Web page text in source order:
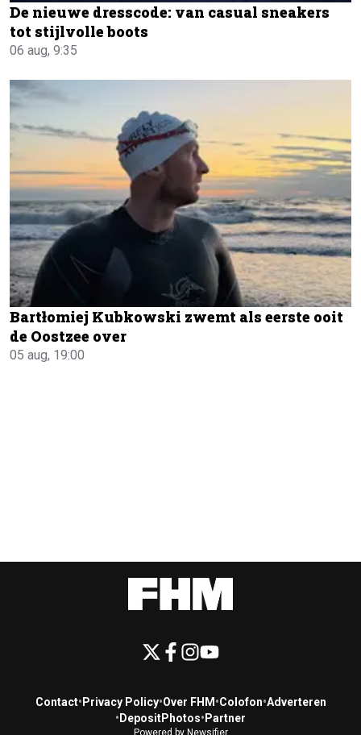
De nieuwe dresscode: van casual sneakers
tot stijlvolle boots
06 aug, 9:35
Bartłomiej Kubkowski zwemt als eerste ooit
de Oostzee over
05 aug, 19:00
Contact• Privacy Policy•Over FHM •Colofon•Adverteren
• DepositPhotos• Partner